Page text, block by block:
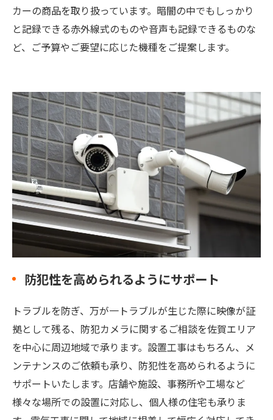
カーの商品を取り扱っています。暗闇の中でもしっかり
と記録できる赤外線式のものや音声も記録できるものな
ど、ご予算やご要望に応じた機種をご提案します。
防犯性を高められるようにサポート
トラブルを防ぎ、万が一トラブルが生じた際に映像が証
拠として残る、防犯カメラに関するご相談を佐賀エリア
を中心に周辺地域で承ります。設置工事はもちろん、メ
ンテナンスのご依頼も承り、防犯性を高められるように
サポートいたします。店舗や施設、事務所や工場など
様々な場所での設置に対応し、個人様の住宅も承りま